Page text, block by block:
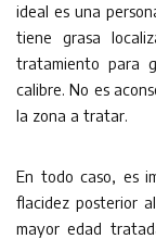
ideal es una
tiene grasa
tratamiento para
calibre. No es
la zona a tratar.
En todo caso, es
flacidez posterior
mayor edad